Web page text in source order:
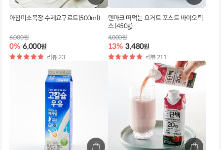
아침미소목장 수제요구르트(500ml)
0% 6,000원
6,000원
별
리뷰 23
덴마크 떠먹는 요거트 포스트 바이오틱
스 (450g)
13% 3,480원
4,000원
별
리뷰 211